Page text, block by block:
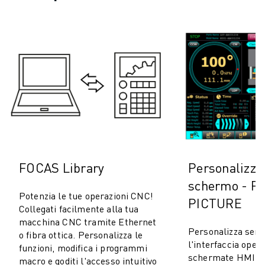
FOCAS Library
Potenzia le tue operazioni CNC!
Collegati facilmente alla tua
macchina CNC tramite Ethernet
o fibra ottica. Personalizza le
funzioni, modifica i programmi
macro e goditi l'accesso intuitivo
schermo -
PICTURE
Personalizza
l'interfaccia
schermate HMI